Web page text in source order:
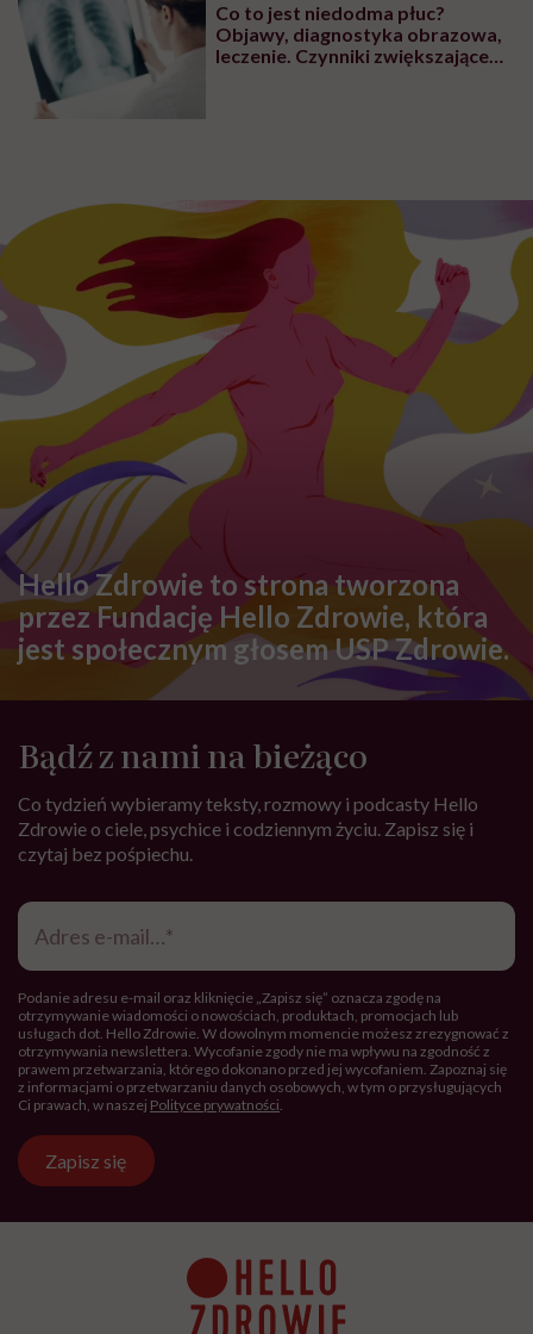
Co to jest niedodma płuc?
Objawy, diagnostyka obrazowa,
leczenie. Czynniki zwiększające
Hello Zdrowie to strona tworzona
przez Fundację Hello Zdrowie, która
jest społecznym głosem USP Zdrowie.
Bądź z nami na bieżąco
Co tydzień wybieramy teksty, rozmowy i podcasty Hello
Zdrowie o ciele, psychice i codziennym życiu. Zapisz się i
czytaj bez pośpiechu.
Adres
mail*
Podanie adresu e-mail oraz kliknięcie „Zapisz się” oznacza zgodę na
otrzymywanie wiadomości o nowościach, produktach, promocjach lub
usługach dot. Hello Zdrowie. W dowolnym momencie możesz zrezygnować z
otrzymywania newslettera. Wycofanie zgody nie ma wpływu na zgodność z
prawem przetwarzania, którego dokonano przed jej wycofaniem. Zapoznaj się
z informacjami o przetwarzaniu danych osobowych, w tym o przysługujących
Ci prawach, w naszej Polityce prywatności.
Zapisz się